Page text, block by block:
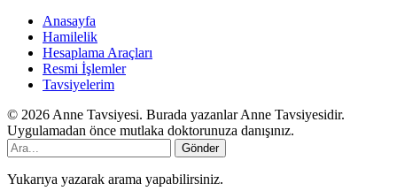
Anasayfa
Hamilelik
Hesaplama Araçları
Resmi İşlemler
Tavsiyelerim
© 2026 Anne Tavsiyesi. Burada yazanlar Anne Tavsiyesidir.
Uygulamadan önce mutlaka doktorunuza danışınız.
Gönder
Yukarıya yazarak arama yapabilirsiniz.